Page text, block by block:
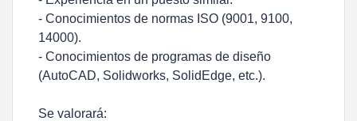
- Conocimientos de normas ISO (9001, 9100,
14000).
- Conocimientos de programas de diseño
(AutoCAD, Solidworks, SolidEdge, etc.).
Se valorará: